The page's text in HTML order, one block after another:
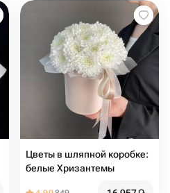
Цвeты в шляпной коробке:
белые Хризантемы